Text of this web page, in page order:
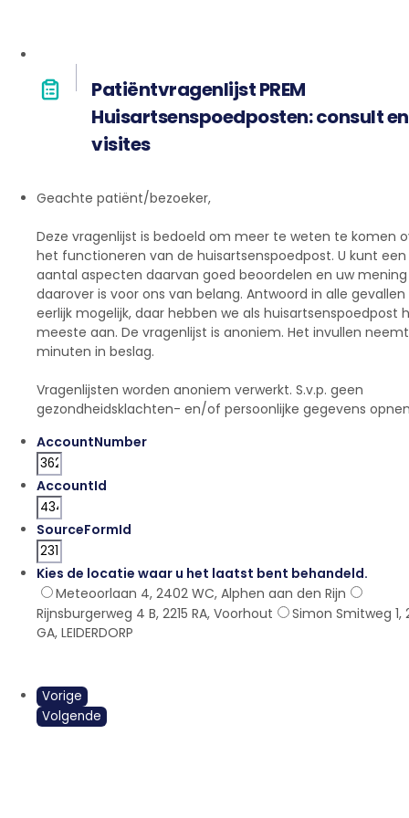
Patiëntvragenlijst PREM
Huisartsenspoedposten: consult en
visites
Geachte patiënt/bezoeker,
Deze vragenlijst is bedoeld om meer te weten te komen
het functioneren van de huisartsenspoedpost. U kunt een
aantal aspecten daarvan goed beoordelen en uw mening
daarover is voor ons van belang. Antwoord in alle gevallen
eerlijk mogelijk, daar hebben we als huisartsenspoedpost
meeste aan. De vragenlijst is anoniem. Het invullen
minuten in beslag.
Vragenlijsten worden anoniem verwerkt. S.v.p. geen
gezondheidsklachten- en/of persoonlijke gegevens
AccountNumber
AccountId
SourceFormId
Kies de locatie waar u het laatst bent behandeld.
Meteoorlaan 4, 2402 WC, Alphen aan den Rijn
Rijnsburgerweg 4 B, 2215 RA, Voorhout
Simon Smitweg 1,
GA, LEIDERDORP
Vorige
Volgende